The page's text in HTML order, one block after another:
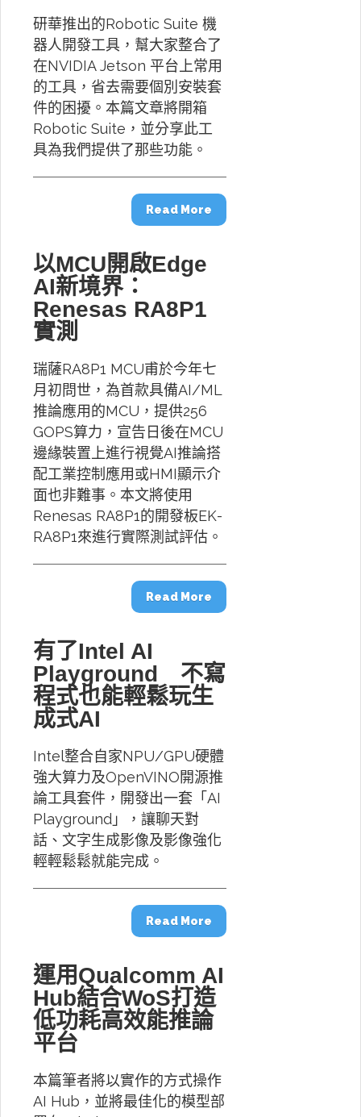
研華推出的Robotic Suite 機
器人開發工具，幫大家整合了
在NVIDIA Jetson 平台上常用
的工具，省去需要個別安裝套
件的困擾。本篇文章將開箱
Robotic Suite，並分享此工
具為我們提供了那些功能。
Read More
以MCU開啟Edge
AI新境界：
Renesas RA8P1
實測
瑞薩RA8P1 MCU甫於今年七
月初問世，為首款具備AI/ML
推論應用的MCU，提供256
GOPS算力，宣告日後在MCU
邊緣裝置上進行視覺AI推論搭
配工業控制應用或HMI顯示介
面也非難事。本文將使用
Renesas RA8P1的開發板EK-
RA8P1來進行實際測試評估。
Read More
有了Intel AI
Playground 不寫
程式也能輕鬆玩生
成式AI
Intel整合自家NPU/GPU硬體
強大算力及OpenVINO開源推
論工具套件，開發出一套「AI
Playground」，讓聊天對
話、文字生成影像及影像強化
輕輕鬆鬆就能完成。
Read More
運用Qualcomm AI
Hub結合WoS打造
低功耗高效能推論
平台
本篇筆者將以實作的方式操作
AI Hub，並將最佳化的模型部